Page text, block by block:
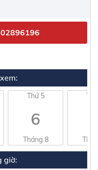
Thứ 5
6
Tháng 8
giờ: